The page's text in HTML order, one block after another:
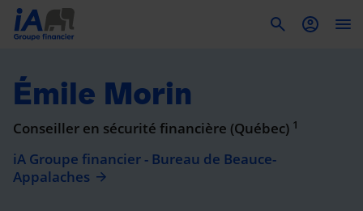
Émile Morin
Conseiller en sécurité financière (Québec) 1
iA Groupe financier - Bureau de Beauce-
Appalaches